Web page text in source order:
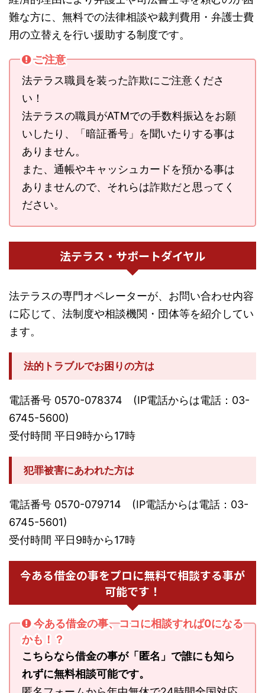
難な方に、無料での法律相談や裁判費用・弁護士費
用の立替えを行い援助する制度です。
ご注意
法テラス職員を装った詐欺にご注意くださ
い！
法テラスの職員がATMでの手数料振込をお願
いしたり、「暗証番号」を聞いたりする事は
ありません。
また、通帳やキャッシュカードを預かる事は
ありませんので、それらは詐欺だと思ってく
ださい。
法テラス・サポートダイヤル
法テラスの専門オペレーターが、お問い合わせ内容
に応じて、法制度や相談機関・団体等を紹介してい
ます。
法的トラブルでお困りの方は
電話番号 0570-078374 (IP電話からは電話：03-
6745-5600)
受付時間 平日9時から17時
犯罪被害にあわれた方は
電話番号 0570-079714 (IP電話からは電話：03-
6745-5601)
受付時間 平日9時から17時
今ある借金の事をプロに無料で相談する事が
可能です！
今ある借金の事、ココに相談すれば0になる
かも！？
こちらなら借金の事が「匿名」で誰にも知ら
れずに無料相談可能です。